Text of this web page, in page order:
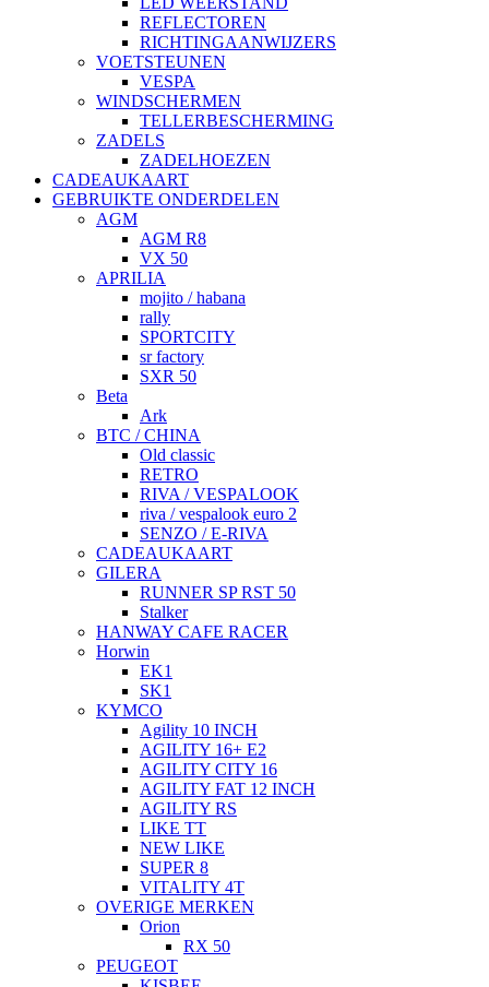
REFLECTOREN
RICHTINGAANWIJZERS
VOETSTEUNEN
VESPA
WINDSCHERMEN
TELLERBESCHERMING
ZADELS
ZADELHOEZEN
CADEAUKAART
GEBRUIKTE ONDERDELEN
AGM
AGM R8
VX 50
APRILIA
mojito / habana
rally
SPORTCITY
sr factory
SXR 50
Beta
Ark
BTC / CHINA
Old classic
RETRO
RIVA / VESPALOOK
riva / vespalook euro 2
SENZO / E-RIVA
CADEAUKAART
GILERA
RUNNER SP RST 50
Stalker
HANWAY CAFE RACER
Horwin
EK1
SK1
KYMCO
Agility 10 INCH
AGILITY 16+ E2
AGILITY CITY 16
AGILITY FAT 12 INCH
AGILITY RS
LIKE TT
NEW LIKE
SUPER 8
VITALITY 4T
OVERIGE MERKEN
Orion
RX 50
PEUGEOT